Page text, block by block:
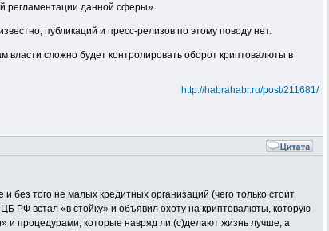
регламентации данной сферы».
публикаций и пресс-релизов по этому поводу нет.
сложно будет контролировать оборот криптовалюты в
http://habrahabr.ru/post/211681/
без того не малых кредитных организаций (чего только стоит
РФ встал «в стойку» и объявил охоту на криптовалюты, которую
и процедурами, которые навряд ли (с)делают жизнь лучше, а